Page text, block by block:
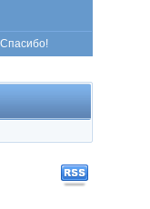
Спасибо!